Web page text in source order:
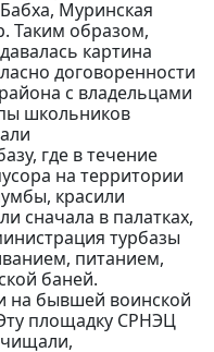
Муринская
Таким образом,
картина
договоренности
с владельцами
школьников
где в течение
на территории
красили
сначала в палатках,
турбазы
питанием,
баней.
на бывшей воинской
площадку СРНЭЦ